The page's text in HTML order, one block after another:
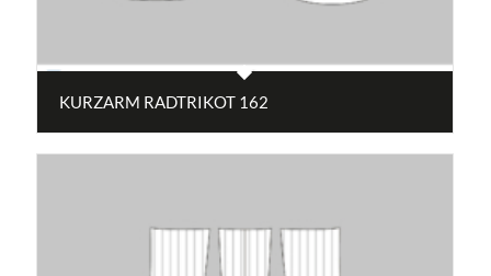
KURZARM RADTRIKOT 162